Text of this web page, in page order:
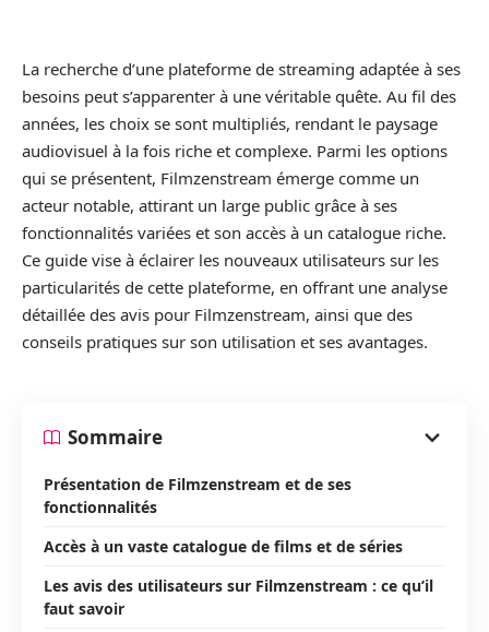
La recherche d’une plateforme de streaming adaptée à ses
besoins peut s’apparenter à une véritable quête. Au fil des
années, les choix se sont multipliés, rendant le paysage
audiovisuel à la fois riche et complexe. Parmi les options
qui se présentent, Filmzenstream émerge comme un
acteur notable, attirant un large public grâce à ses
fonctionnalités variées et son accès à un catalogue riche.
Ce guide vise à éclairer les nouveaux utilisateurs sur les
particularités de cette plateforme, en offrant une analyse
détaillée des avis pour Filmzenstream, ainsi que des
conseils pratiques sur son utilisation et ses avantages.
Sommaire
Présentation de Filmzenstream et de ses
fonctionnalités
Accès à un vaste catalogue de films et de séries
Les avis des utilisateurs sur Filmzenstream : ce qu’il
faut savoir